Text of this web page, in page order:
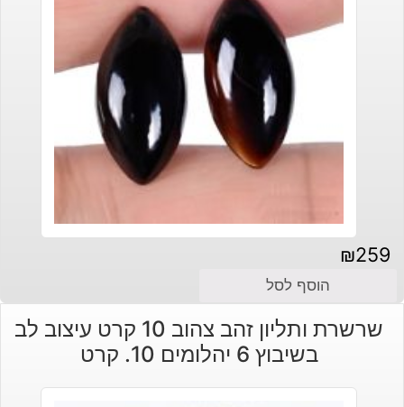
₪259
הוסף לסל
שרשרת ותליון זהב צהוב 10 קרט עיצוב לב
בשיבוץ 6 יהלומים 10. קרט